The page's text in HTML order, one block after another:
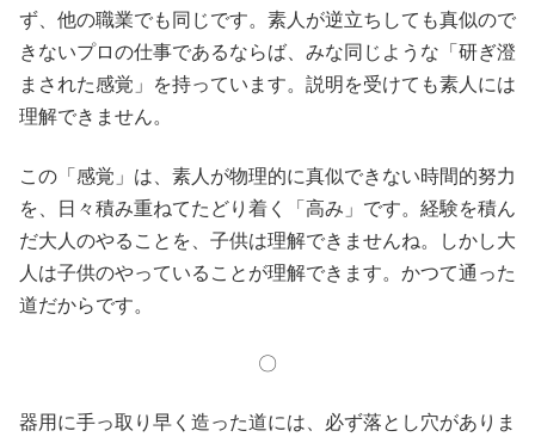
ず、他の職業でも同じです。素人が逆立ちしても真似ので
きないプロの仕事であるならば、みな同じような「研ぎ澄
まされた感覚」を持っています。説明を受けても素人には
理解できません。
この「感覚」は、素人が物理的に真似できない時間的努力
を、日々積み重ねてたどり着く「高み」です。経験を積ん
だ大人のやることを、子供は理解できませんね。しかし大
人は子供のやっていることが理解できます。かつて通った
道だからです。
〇
器用に手っ取り早く造った道には、必ず落とし穴がありま